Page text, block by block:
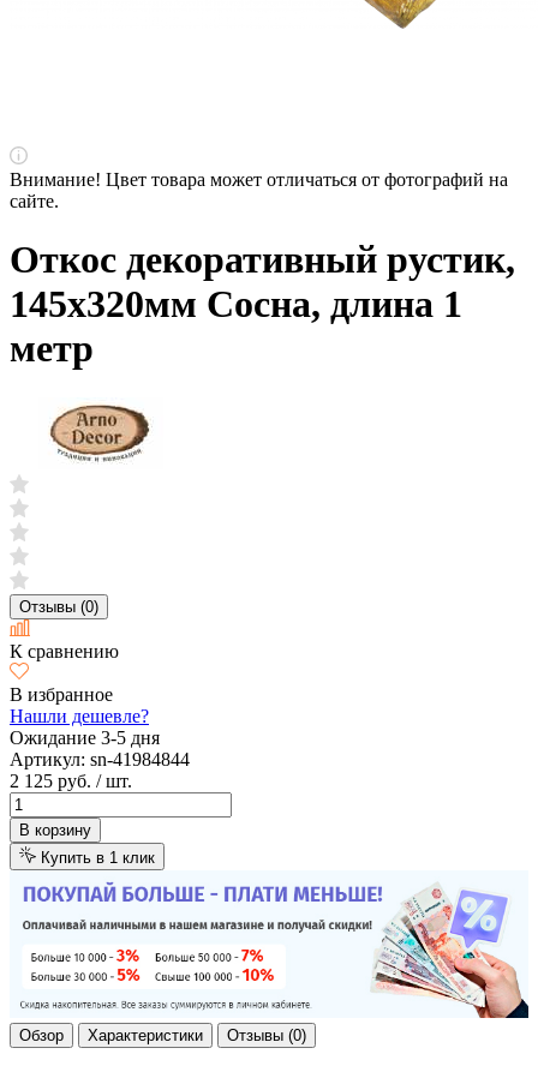
Внимание! Цвет товара может отличаться от фотографий на
сайте.
Откос декоративный рустик,
145х320мм Сосна, длина 1
метр
Отзывы (0)
К сравнению
В избранное
Нашли дешевле?
Ожидание 3-5 дня
Артикул: sn-41984844
2 125 руб. / шт.
В корзину
Купить в 1 клик
Обзор Характеристики Отзывы (0)